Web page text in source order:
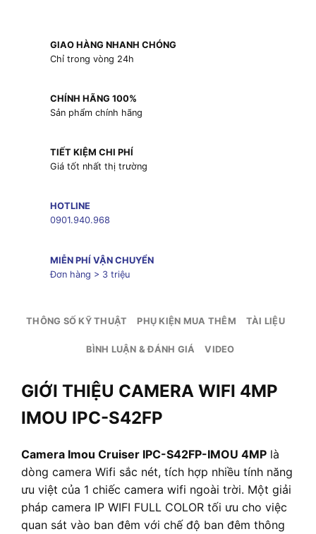
GIAO HÀNG NHANH CHÓNG
Chỉ trong vòng 24h
CHÍNH HÃNG 100%
Sản phẩm chính hãng
TIẾT KIỆM CHI PHÍ
Giá tốt nhất thị trường
HOTLINE
0901.940.968
MIỄN PHÍ VẬN CHUYỂN
Đơn hàng > 3 triệu
THÔNG SỐ KỸ THUẬT PHỤ KIỆN MUA THÊM TÀI LIỆU
BÌNH LUẬN & ĐÁNH GIÁ VIDEO
GIỚI THIỆU CAMERA WIFI 4MP
IMOU IPC-S42FP
Camera Imou Cruiser IPC-S42FP-IMOU 4MP là
dòng camera Wifi sắc nét, tích hợp nhiều tính năng
ưu việt của 1 chiếc camera wifi ngoài trời. Một giải
pháp camera IP WIFI FULL COLOR tối ưu cho việc
quan sát vào ban đêm với chế độ ban đêm thông